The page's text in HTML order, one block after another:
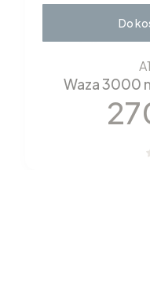
Do
Waza 3000